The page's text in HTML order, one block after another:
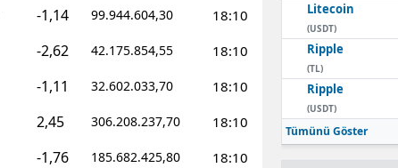
-1,14 99.944.604,30 18:10
-2,62 42.175.854,55 18:10
-1,11 32.602.033,70 18:10
2,45 306.208.237,70 18:10
-1,76 185.682.425,80 18:10
Litecoin
(USDT)
Ripple
(TL)
Ripple
(USDT)
Tümünü Göster